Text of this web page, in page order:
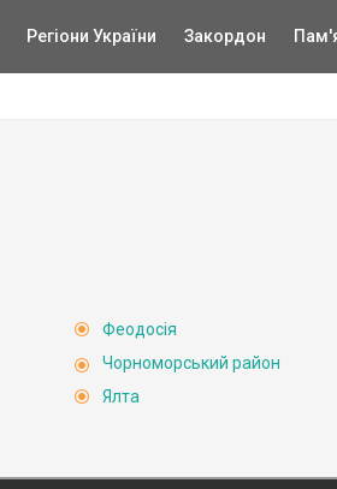
Регіони України Закордон
Феодосія
Чорноморський район
Ялта